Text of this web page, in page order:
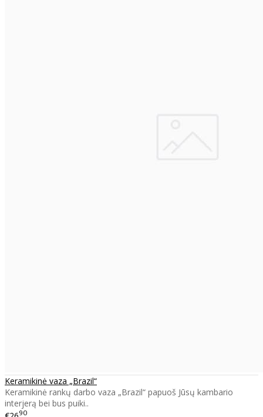
Keramikinė vaza „Brazil“
Keramikinė rankų darbo vaza „Brazil“ papuoš Jūsų kambario
interjerą bei bus puiki..
90